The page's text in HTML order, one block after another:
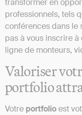
transformer en
professionnels, tels
conférences dans le
pas à vous inscrire
ligne de monteurs,
Valoriser
portfolio
Votre portfolioest